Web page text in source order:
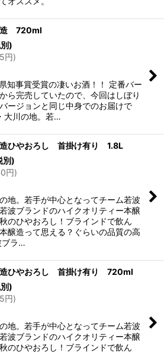
720ml
)
円)
事賞受賞の凄いお酒！！ 定番バー
ら完売していたので、今回はしぼり
ージョンと同じ中身でのお届けで
大川の地。若…
ひやおろし 首掛け有り 1.8L
別)
円)
地。若手が中心となってチーム若波
波ブランドのハイクオリティー本醸
のひやおろし！ブラインドで飲ん
醸造って思える？ぐらいの品質の高
ブラ…
ひやおろし 首掛け有り 720ml
)
円)
地。若手が中心となってチーム若波
波ブランドのハイクオリティー本醸
のひやおろし！ブラインドで飲ん